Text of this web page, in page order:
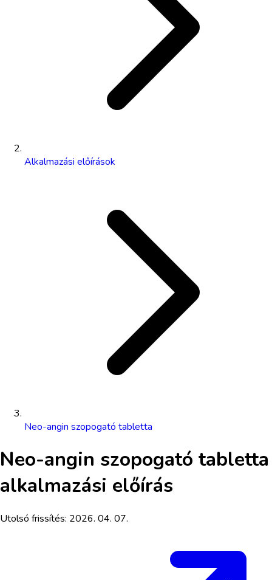
Alkalmazási előírások
Neo-angin szopogató tabletta
Neo-angin szopogató tabletta
alkalmazási előírás
Utolsó frissítés: 2026. 04. 07.